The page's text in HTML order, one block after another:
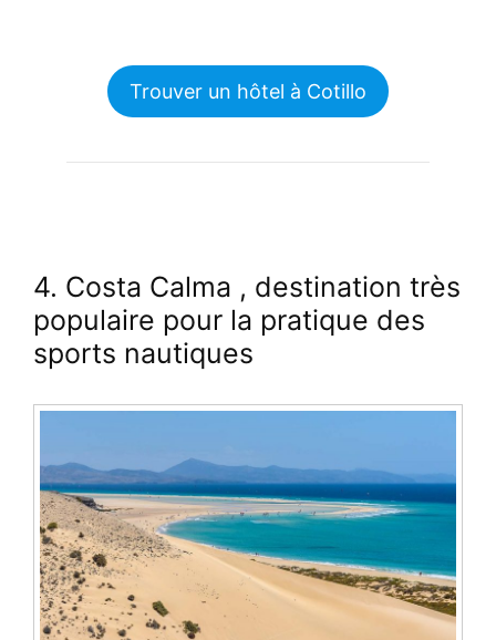
Trouver un hôtel à Cotillo
4. Costa Calma , destination très
populaire pour la pratique des
sports nautiques